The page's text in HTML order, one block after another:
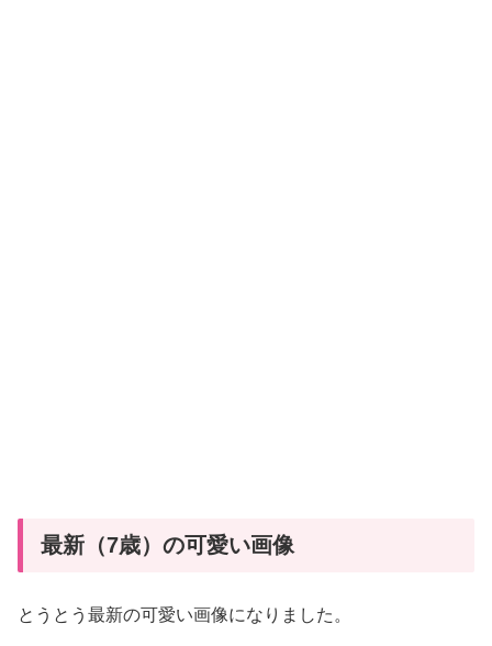
最新（7歳）の可愛い画像
とうとう最新の可愛い画像になりました。